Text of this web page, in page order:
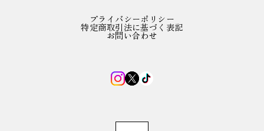
プライバシーポリシー
特定商取引法に基づく表記
お問い合わせ